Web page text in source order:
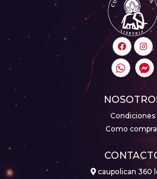
Condiciones
Como
caupolican 360